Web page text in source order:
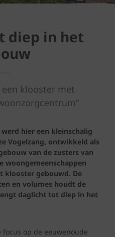
diep in het
klooster met
hier een kleinschalig
Vogelzang, ontwikkeld als
van de zusters van
woongemeenschappen
klooster gebouwd. De
en volumes houdt de
daglicht tot diep in het
op de eeuwenoude